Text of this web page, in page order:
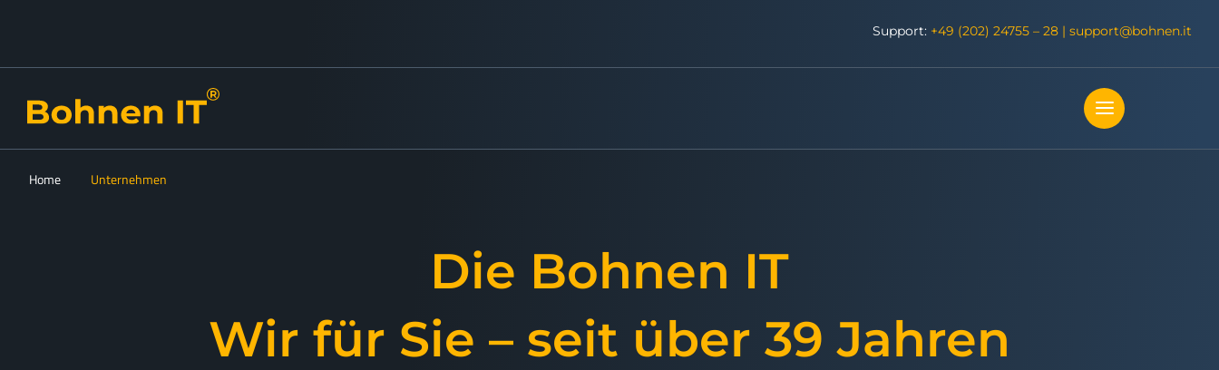
Support: +49 (202) 24755 – 28 | support@bohnen.it
Home Unternehmen
Die Bohnen IT
Wir für Sie – seit über 39 Jahren